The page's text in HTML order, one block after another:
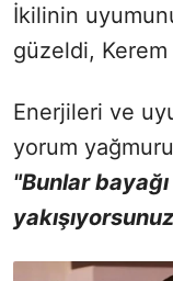
İkilinin
güzeldi, Kerem
Enerjileri ve
yorum
"Bunlar